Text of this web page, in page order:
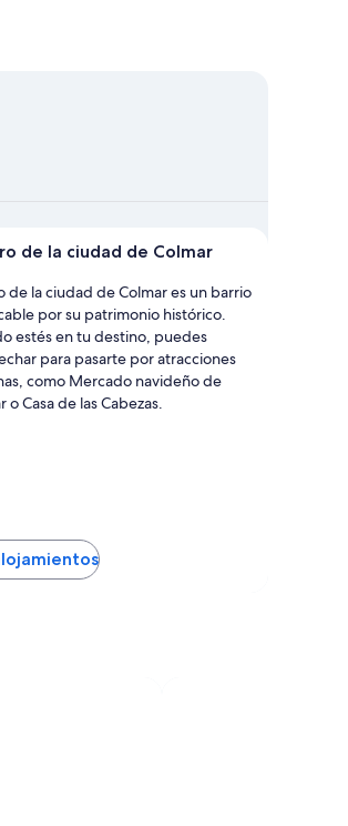
de Colmar
de la ciudad de Colmar
de la ciudad de Colmar es un barrio
por su patrimonio histórico.
estés en tu destino, puedes
para pasarte por atracciones
como Mercado navideño de
o Casa de las Cabezas.